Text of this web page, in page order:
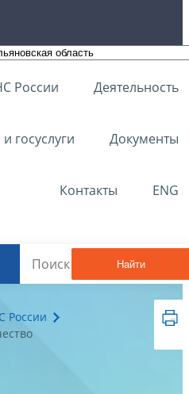
России Деятельность
госуслуги Документы
Контакты ENG
Найти
России